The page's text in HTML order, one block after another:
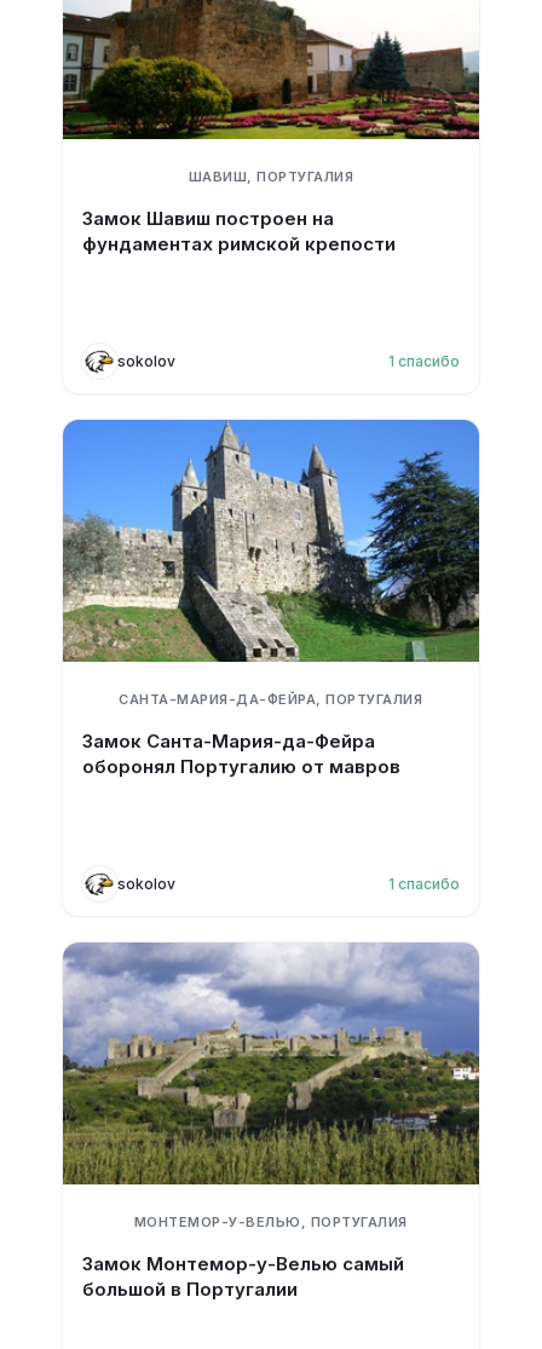
ШАВИШ, ПОРТУГАЛИЯ
Замок Шавиш построен на
фундаментах римской крепости
sokolov 1 спасибо
САНТА-МАРИЯ-ДА-ФЕЙРА, ПОРТУГАЛИЯ
Замок Санта-Мария-да-Фейра
оборонял Португалию от мавров
sokolov 1 спасибо
МОНТЕМОР-У-ВЕЛЬЮ, ПОРТУГАЛИЯ
Замок Монтемор-у-Велью самый
большой в Португалии